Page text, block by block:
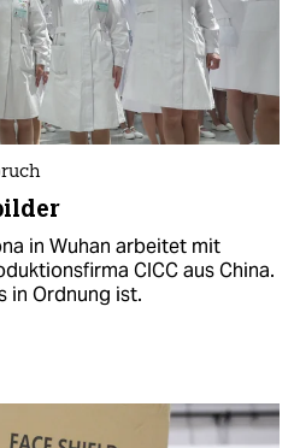
in Wuhan arbeitet mit
CICC aus China.
in Ordnung ist.